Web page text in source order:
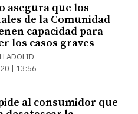
asegura que los
de la Comunidad
capacidad para
los casos graves
| 13:56
al consumidor que